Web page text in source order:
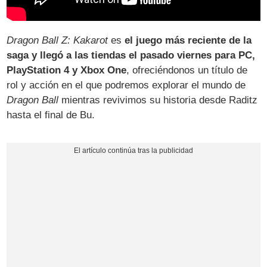
Dragon Ball Z: Kakarotesel juego más reciente de la
saga y llegó a las tiendas el pasado viernes para PC,
PlayStation 4 y Xbox One, ofreciéndonos un título de
rol y acción en el que podremos explorar el mundo de
Dragon Ball mientras revivimos su historia desde Raditz
hasta el final de Bu.